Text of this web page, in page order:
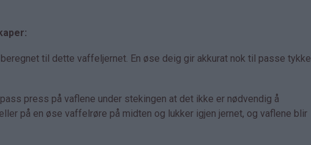
til dette vaffeljernet. En øse deig gir akkurat nok til passe tykke
press på vaflene under stekingen at det ikke er nødvendig å
på en øse vaffelrøre på midten og lukker igjen jernet, og vaflene blir